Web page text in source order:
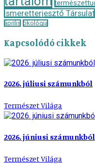
Ismeretterjesztő Társulat
április ökológia
Kapcsolódó cikkek
2026. júliusi számunkból
Természet Világa
2026. júniusi számunkból
Természet Világa